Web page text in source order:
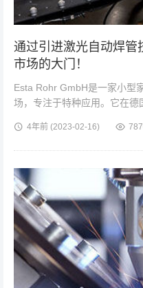
通过引进激光自动焊管
市场的大门！
Esta Rohr GmbH是一家小型
场，专注于特种应用。它在
专...
4年前 (2023-02-16)